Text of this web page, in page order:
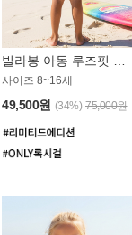
사이즈 8~16세
49,500원 (34%) 75,000원